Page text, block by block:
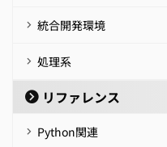
統合開発環境
処理系
リファレンス
Python関連